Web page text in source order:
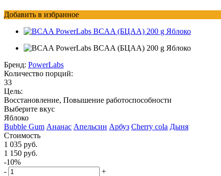
Добавить в избранное
Бренд: PowerLabs
Количество порций:
33
Цель:
Восстановление, Повышение работоспособности
Выберите вкус
Яблоко
Bubble Gum Ананас Апельсин Арбуз Cherry cola Дыня
Стоимость
1 035 руб.
1 150 руб.
-10%
-
+